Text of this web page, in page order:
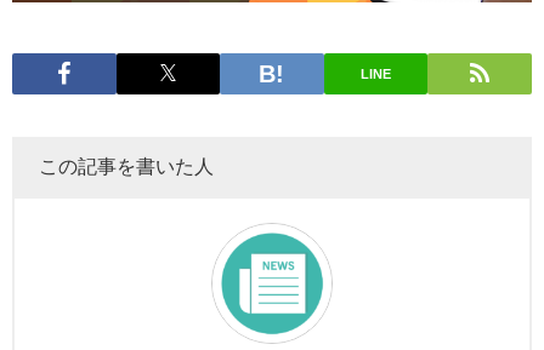
LINE
この記事を書いた人